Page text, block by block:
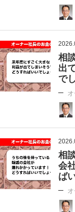
相
出
で
相
会
ば